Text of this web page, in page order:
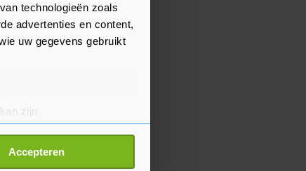
technologieën zoals
advertenties en content,
uw gegevens gebruikt
zijn
Accepteren